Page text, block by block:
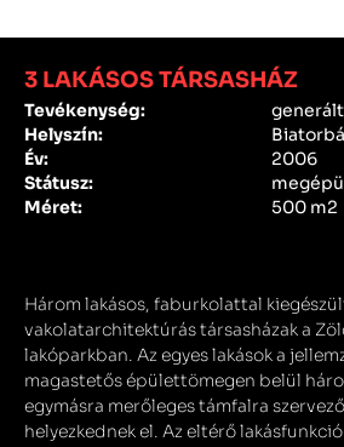
3 LAKÁSOS TÁRSASHÁZ
Tevékenység:
Helyszín:
Év:
2006
Státusz:
Méret:
500 m2
Három lakásos, faburkolattal
vakolatarchitektúrás társasházak a
lakóparkban. Az egyes lakások a
magastetős épülettömegen belül
egymásra merőleges támfalra
helyezkednek el. Az eltérő